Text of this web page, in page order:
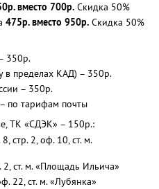
вместо 700р. Скидка 50%
475р. вместо 950р. Скидка 50%
350р.
в пределах КАД) – 350р.
– 350р.
по тарифам почты
ТК «СДЭК» – 150р.:
стр. 2, оф. 10, ст. м.
2, ст. м. «Площадь Ильича»
22, ст. м. «Лубянка»